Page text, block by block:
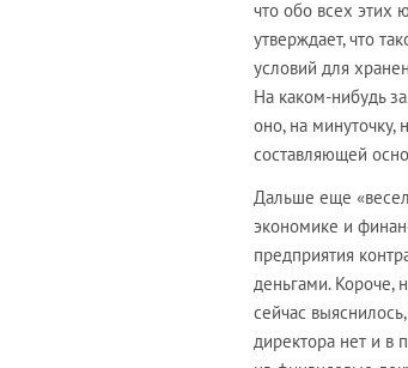
что обо всех этих
утверждает, что
условий для
На каком-нибудь
оно, на минуточку,
составляющей
Дальше еще
экономике и
предприятия
деньгами. Короче,
сейчас
директора нет и в